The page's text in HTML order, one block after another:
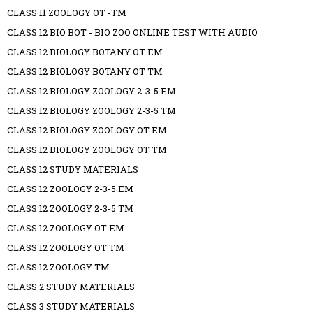
CLASS 11 ZOOLOGY OT -TM
CLASS 12 BIO BOT - BIO ZOO ONLINE TEST WITH AUDIO
CLASS 12 BIOLOGY BOTANY OT EM
CLASS 12 BIOLOGY BOTANY OT TM
CLASS 12 BIOLOGY ZOOLOGY 2-3-5 EM
CLASS 12 BIOLOGY ZOOLOGY 2-3-5 TM
CLASS 12 BIOLOGY ZOOLOGY OT EM
CLASS 12 BIOLOGY ZOOLOGY OT TM
CLASS 12 STUDY MATERIALS
CLASS 12 ZOOLOGY 2-3-5 EM
CLASS 12 ZOOLOGY 2-3-5 TM
CLASS 12 ZOOLOGY OT EM
CLASS 12 ZOOLOGY OT TM
CLASS 12 ZOOLOGY TM
CLASS 2 STUDY MATERIALS
CLASS 3 STUDY MATERIALS